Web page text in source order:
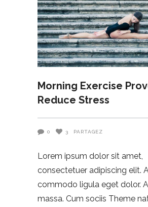
Morning Exercise
Reduce Stress
0 3 PARTAGEZ
Lorem ipsum dolor sit amet,
consectetuer adipiscing elit.
commodo ligula eget dolor.
massa. Cum sociis Theme